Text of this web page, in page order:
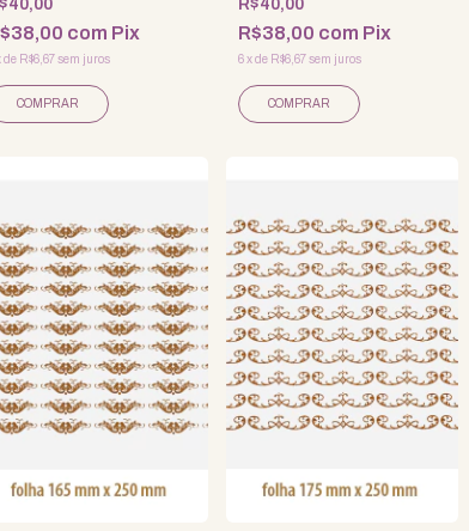
com Pix
de R$6,67 sem juros
R$40,00
R$38,00 com Pix
6 xde R$6,67 sem juros